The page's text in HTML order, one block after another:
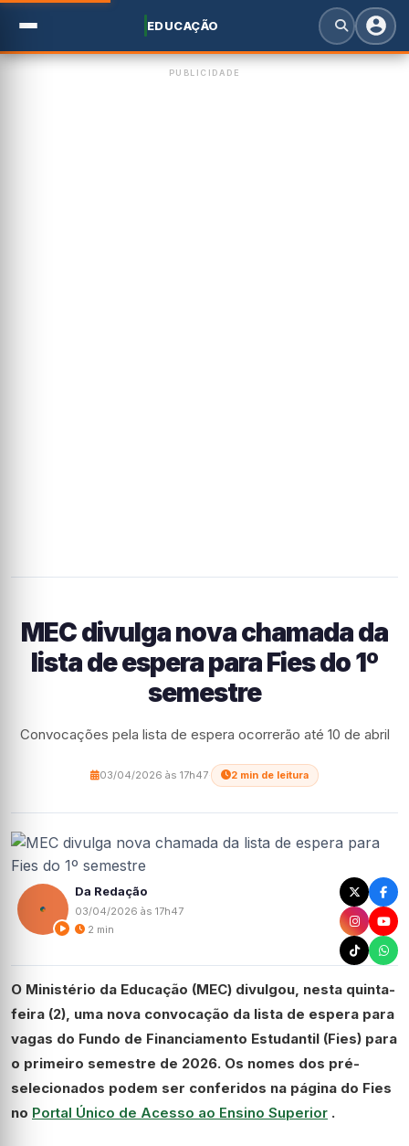
EDUCAÇÃO
PUBLICIDADE
MEC divulga nova chamada da
lista de espera para Fies do 1º
semestre
Convocações pela lista de espera ocorrerão até 10 de abril
03/04/2026 às 17h47 2 min de leitura
Da Redação
03/04/2026 às 17h47
2 min
O Ministério da Educação (MEC) divulgou, nesta quinta-
feira (2), uma nova convocação da lista de espera para
vagas do Fundo de Financiamento Estudantil (Fies) para
o primeiro semestre de 2026. Os nomes dos pré-
selecionados podem ser conferidos na página do Fies
no Portal Único de Acesso ao Ensino Superior .